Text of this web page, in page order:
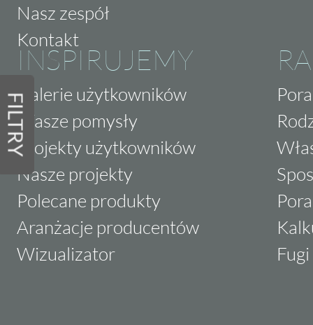
FILTRY
Nasz zespół
Kontakt
INSPIRUJEMY
Galerie użytkowników
Wasze pomysły
Projekty użytkowników
Nasze projekty
Polecane produkty
Aranżacje producentów
Wizualizator